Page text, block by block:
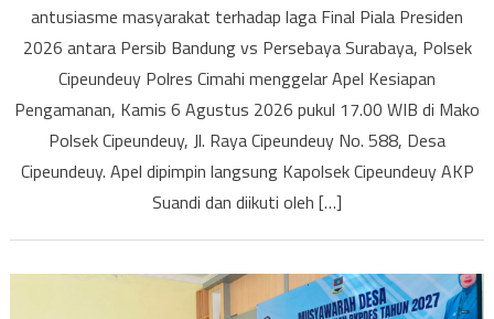
antusiasme masyarakat terhadap laga Final Piala Presiden
2026 antara Persib Bandung vs Persebaya Surabaya, Polsek
Cipeundeuy Polres Cimahi menggelar Apel Kesiapan
Pengamanan, Kamis 6 Agustus 2026 pukul 17.00 WIB di Mako
Polsek Cipeundeuy, Jl. Raya Cipeundeuy No. 588, Desa
Cipeundeuy. Apel dipimpin langsung Kapolsek Cipeundeuy AKP
Suandi dan diikuti oleh […]